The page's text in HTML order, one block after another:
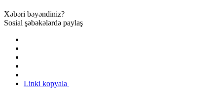
Xəbəri bəyəndiniz?
Sosial şəbəkələrdə paylaş
Linki kopyala